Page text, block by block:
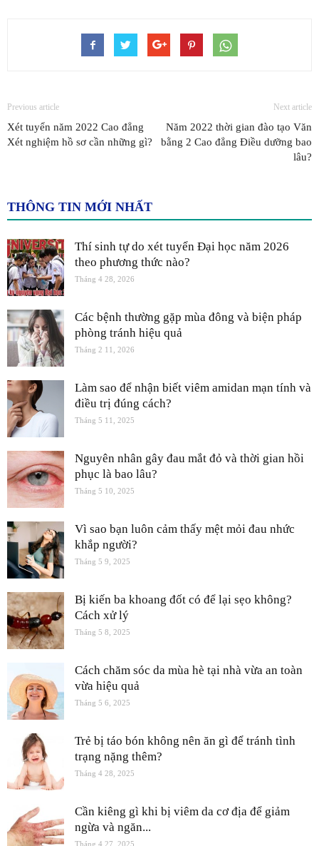
Previous article
Xét tuyển năm 2022 Cao đẳng
Xét nghiệm hồ sơ cần những gì?
Next article
Năm 2022 thời gian đào tạo Văn
bằng 2 Cao đẳng Điều dưỡng bao
lâu?
THÔNG TIN MỚI NHẤT
Thí sinh tự do xét tuyển Đại học năm 2026
theo phương thức nào?
Tháng 4 28, 2026
Các bệnh thường gặp mùa đông và biện pháp
phòng tránh hiệu quả
Tháng 2 11, 2026
Làm sao để nhận biết viêm amidan mạn tính và
điều trị đúng cách?
Tháng 5 11, 2025
Nguyên nhân gây đau mắt đỏ và thời gian hồi
phục là bao lâu?
Tháng 5 10, 2025
Vì sao bạn luôn cảm thấy mệt mỏi đau nhức
khắp người?
Tháng 5 9, 2025
Bị kiến ba khoang đốt có để lại sẹo không?
Cách xử lý
Tháng 5 8, 2025
Cách chăm sóc da mùa hè tại nhà vừa an toàn
vừa hiệu quả
Tháng 5 6, 2025
Trẻ bị táo bón không nên ăn gì để tránh tình
trạng nặng thêm?
Tháng 4 28, 2025
Cần kiêng gì khi bị viêm da cơ địa để giảm
ngừa và ngăn...
Tháng 4 27, 2025